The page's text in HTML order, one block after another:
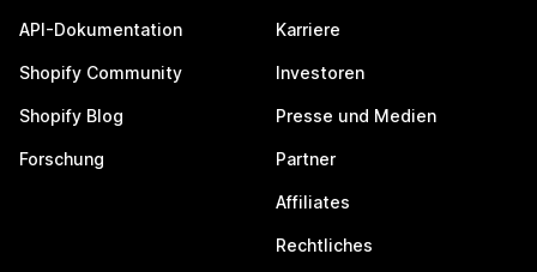
API-Dokumentation
Shopify Community
Shopify Blog
Forschung
Karriere
Investoren
Presse und Medien
Partner
Affiliates
Rechtliches